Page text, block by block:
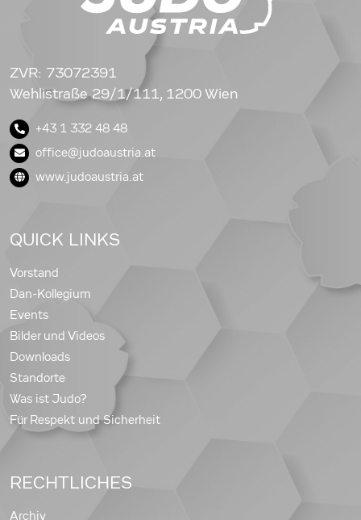
ZVR: 73072391
Wehlistraße 29/1/111, 1200 Wien
+43 1 332 48 48
office@judoaustria.at
www.judoaustria.at
QUICK LINKS
Vorstand
Dan-Kollegium
Events
Bilder und Videos
Downloads
Standorte
Was ist Judo?
Für Respekt und Sicherheit
RECHTLICHES
Archiv